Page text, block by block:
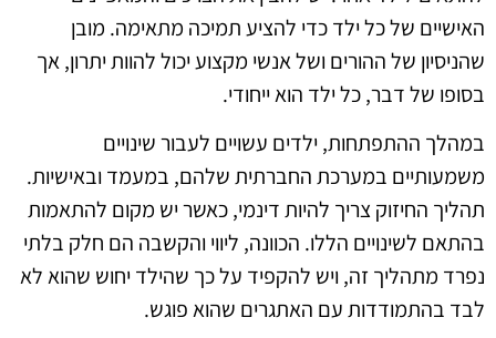
האישיים של כל ילד כדי להציע תמיכה מתאימה. מובן
שהניסיון של ההורים ושל אנשי מקצוע יכול להוות יתרון, אך
בסופו של דבר, כל ילד הוא ייחודי.
במהלך ההתפתחות, ילדים עשויים לעבור שינויים
משמעותיים במערכת החברתית שלהם, במעמד ובאישיות.
תהליך החיזוק צריך להיות דינמי, כאשר יש מקום להתאמות
בהתאם לשינויים הללו. הכוונה, ליווי והקשבה הם חלק בלתי
נפרד מתהליך זה, ויש להקפיד על כך שהילד יחוש שהוא לא
לבד בהתמודדות עם האתגרים שהוא פוגש.